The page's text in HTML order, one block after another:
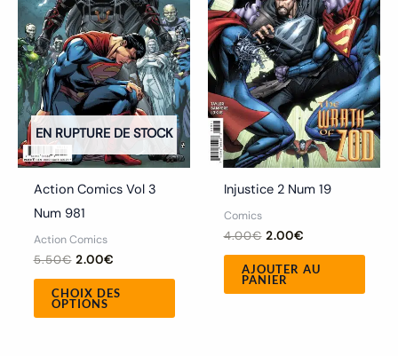
EN RUPTURE DE STOCK
Action Comics Vol 3
Num 981
Action Comics
5.50€ 2.00€
CHOIX DES
OPTIONS
variations.
Les
options
peuvent
être
choisies
sur
Injustice 2 Num 19
Comics
4.00€ 2.00€
AJOUTER AU
PANIER